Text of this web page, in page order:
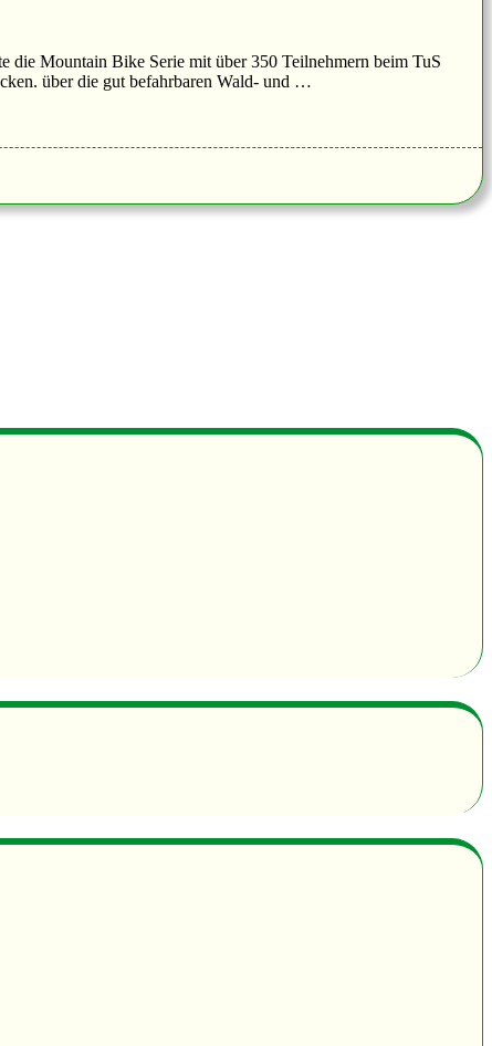
die Mountain Bike Serie mit über 350 Teilnehmern beim TuS
über die gut befahrbaren Wald- und …